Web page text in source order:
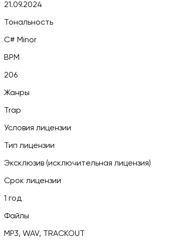
21.09.2024
Тональность
C# Minor
BPM
206
Жанры
Trap
Условия лицензии
Тип лицензии
Эксклюзив (исключительная лицензия)
Срок лицензии
1 год
Файлы
MP3, WAV, TRACKOUT